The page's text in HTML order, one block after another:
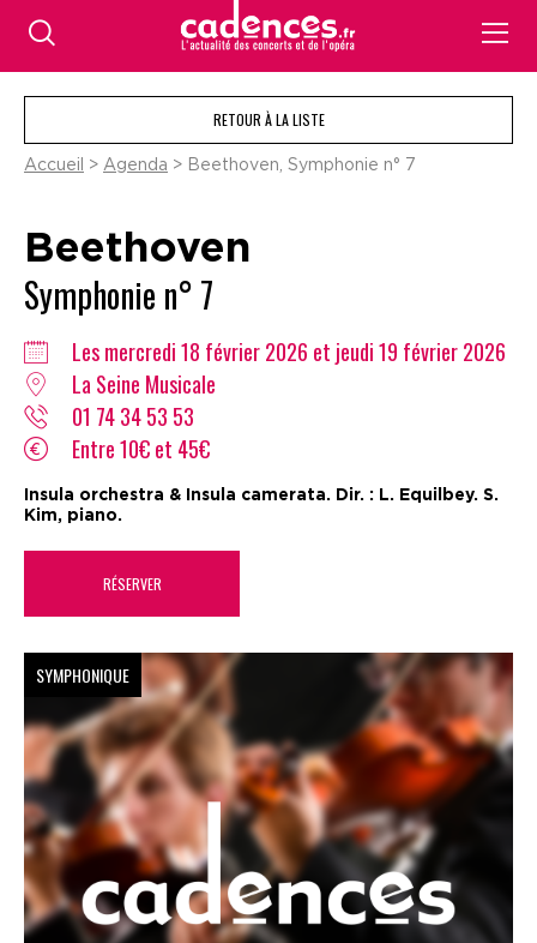
RETOUR À LA LISTE
Accueil > Agenda > Beethoven, Symphonie n° 7
Beethoven
Symphonie n° 7
Les mercredi 18 février 2026 et jeudi 19 février 2026
La Seine Musicale
01 74 34 53 53
Entre 10€ et 45€
Insula orchestra & Insula camerata. Dir. : L. Equilbey. S.
Kim, piano.
RÉSERVER
SYMPHONIQUE